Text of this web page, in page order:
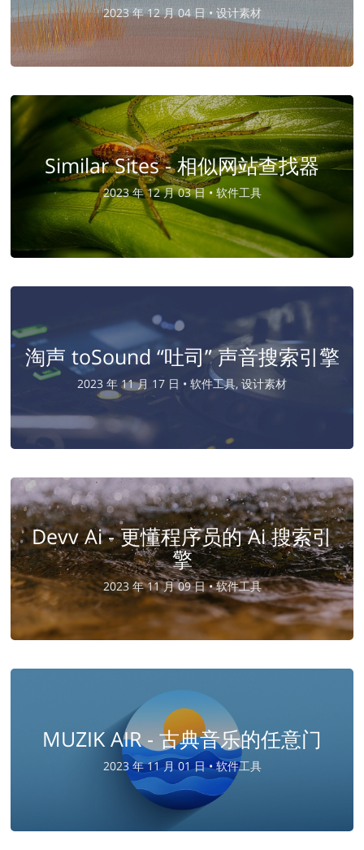
2023 年 12 月 04 日 • 设计素材
Similar Sites - 相似网站查找器
2023 年 12 月 03 日 • 软件工具
淘声 toSound “吐司” 声音搜索引擎
2023 年 11 月 17 日 • 软件工具, 设计素材
Devv Ai - 更懂程序员的 Ai 搜索引
擎
2023 年 11 月 09 日 •软件工具
MUZIK AIR - 古典音乐的任意门
2023 年 11 月 01 日 •软件工具